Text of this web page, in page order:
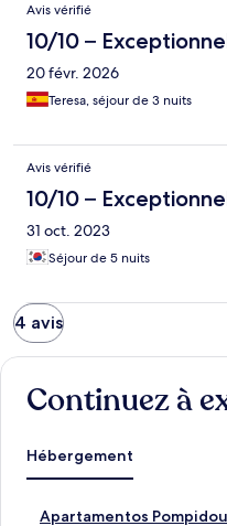
Avis vérifié
10/10 –
20 févr. 2026
Teresa, séjour de 3 nuits
Avis vérifié
10/10 –
31 oct. 2023
Séjour de 5 nuits
4 avis
Continuez à
Hébergement
Apartamentos Pompidou
A